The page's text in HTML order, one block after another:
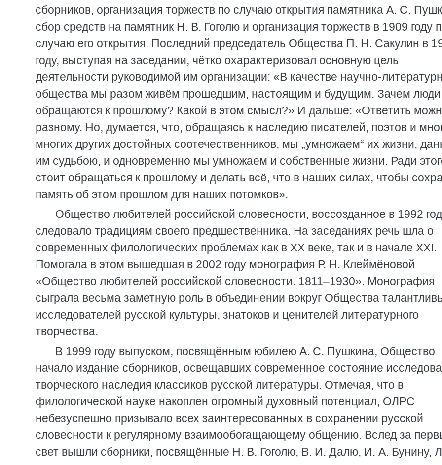
сборников, организация торжеств по случаю открытия памятника А. С.
сбор средств на памятник Н. В. Гоголю и организация торжеств в 1909 году
случаю его открытия. Последний председатель Общества П. Н. Сакулин в
году, выступая на заседании, чётко охарактеризовал основную цель
деятельности руководимой им организации: «В качестве научно-
общества мы разом живём прошедшим, настоящим и будущим. Зачем люди
обращаются к прошлому? Какой в этом смысл?» И дальше: «Ответить
разному. Но, думается, что, обращаясь к наследию писателей, поэтов и
многих других достойных соотечественников, мы „умножаем“ их жизни,
им судьбою, и одновременно мы умножаем и собственные жизни. Ради
стоит обращаться к прошлому и делать всё, что в наших силах, чтобы
память об этом прошлом для наших потомков».
Общество любителей российской словесности, воссозданное в 1992
следовало традициям своего предшественника. На заседаниях речь шла о
современных филологических проблемах как в XX веке, так и в начале ХХI.
Помогала в этом вышедшая в 2002 году монография Р. Н. Клеймёновой
«Общество любителей российской словесности. 1811–1930». Монография
сыграла весьма заметную роль в объединении вокруг Общества
исследователей русской культуры, знатоков и ценителей литературного
творчества.
В 1999 году выпуском, посвящённым юбилею А. С. Пушкина, Общество
начало издание сборников, освещавших современное состояние
творческого наследия классиков русской литературы. Отмечая, что в
филологической науке накоплен огромный духовный потенциал, ОЛРС
небезуспешно призывало всех заинтересованных в сохранении русской
словесности к регулярному взаимообогащающему общению. Вслед за
свет вышли сборники, посвящённые Н. В. Гоголю, В. И. Далю, И. А. Бунину,